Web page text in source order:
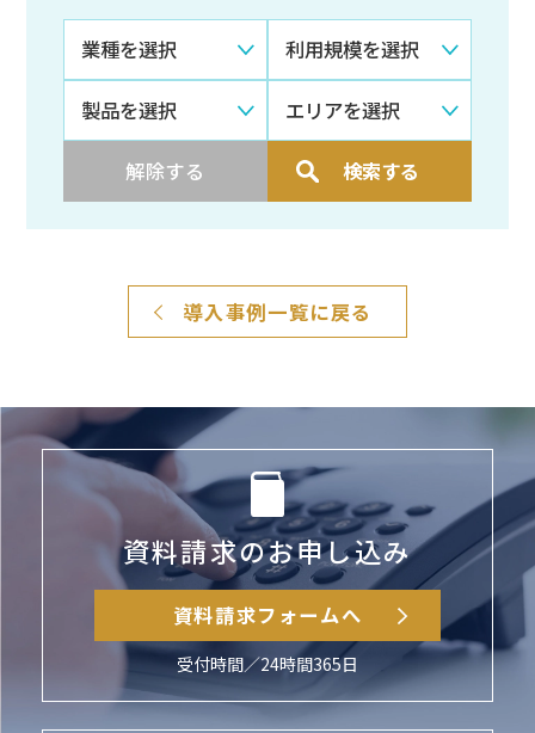
解除する 検索する
導入事例一覧に戻る
資料請求のお申し込み
資料請求フォームへ
受付時間／24時間365日